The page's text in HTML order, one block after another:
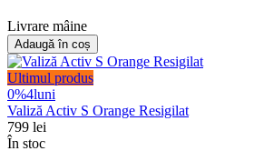
Livrare mâine
Adaugă în coș
Ultimul produs
0%4luni
Valiză Activ S Orange Resigilat
799 lei
În stoc